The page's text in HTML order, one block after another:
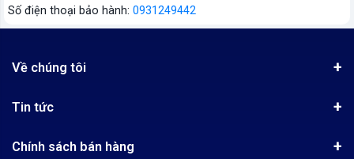
Số điện thoại bảo hành: 0931249442
Về chúng tôi
Quy chế hoạt động
Tin tức
Chính sách bán hàng